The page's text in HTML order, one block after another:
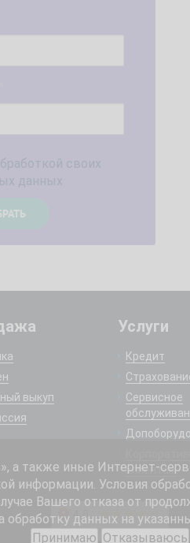
своих
данных
выкуп
Услуги
Кредит
Сервисное
клиентам
также иные Интернет-
информации. Условия
Вашего отказа от
обработку данных на
Принимаю Отказываюсь